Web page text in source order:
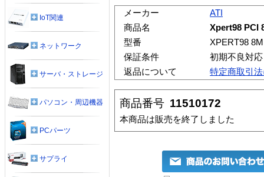
メーカー
ATI
商品名
Xpert98 PCI
型番
XPERT98
保証条件
初期不良対
返品について
特定商取引
商品番号 11510172
本商品は販売を終了しました
IoT関連
ネットワーク
サーバ・ストレージ
パソコン・周辺機器
PCパーツ
サプライ